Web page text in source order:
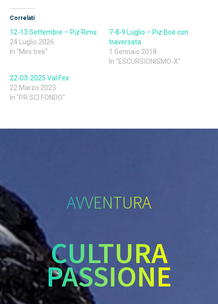
Correlati
12-13 Settembre – Piz Rims
24 Luglio 2026
In "Mini trek"
7-8-9 Luglio – Piz Boè con
traversata
1 Gennaio 2018
In "ESCURSIONISMO-X"
22-03-2025 Val Fex
22 Marzo 2023
In "PR SCI FONDO"
AVVENTURA
CULTURA
PASSIONE